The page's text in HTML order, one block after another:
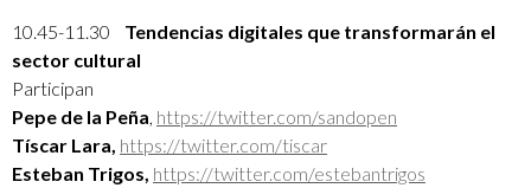
10.45-11.30 Tendencias digitales que transformarán el
sector cultural
Participan
Pepe de la Peña https://twitter.com/sandopen
Tíscar Lara, https://twitter.com/tiscar
Esteban Trigos, https://twitter.com/estebantrigos